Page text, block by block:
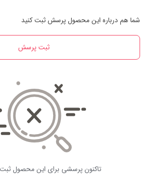
شما هم درباره این محصول پرسش ثبت کنید
ثبت پرسش
تاکنون پرسشی برای این محصول